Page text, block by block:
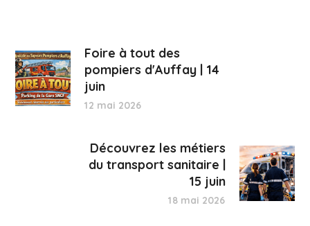
Foire à tout des
pompiers d'Auffay | 14
juin
12 mai 2026
Découvrez les métiers
du transport sanitaire |
15 juin
18 mai 2026